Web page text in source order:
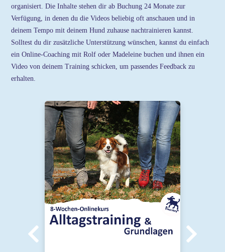
organisiert. Die Inhalte stehen dir ab Buchung 24 Monate zur
Verfügung, in denen du die Videos beliebig oft anschauen und in
deinem Tempo mit deinem Hund zuhause nachtrainieren kannst.
Solltest du dir zusätzliche Unterstützung wünschen, kannst du einfach
ein Online-Coaching mit Rolf oder Madeleine buchen und ihnen ein
Video von deinem Training schicken, um passendes Feedback zu
erhalten.